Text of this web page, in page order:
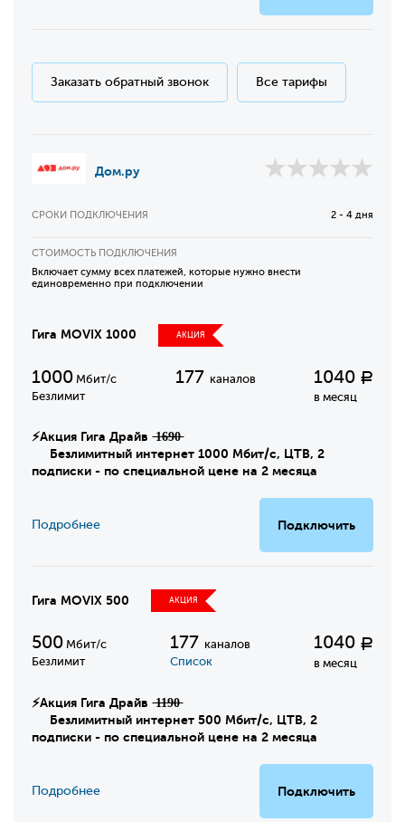
Заказать обратный звонок Все тарифы
Дом.ру
СРОКИ ПОДКЛЮЧЕНИЯ 2 - 4 дня
СТОИМОСТЬ ПОДКЛЮЧЕНИЯ
Включает сумму всех платежей, которые нужно внести
единовременно при подключении
Гига MOVIX 1000 АКЦИЯ
1000 Мбит/с
Безлимит
177 каналов 1040 Р
в месяц
⚡Акция Гига Драйв ̶1̶6̶9̶0̶
Безлимитный интернет 1000 Мбит/с, ЦТВ, 2
подписки - по специальной цене на 2 месяца
Подключить
Подробнее
Гига MOVIX 500 АКЦИЯ
500 Мбит/с
Безлимит
177 каналов
Список
1040 Р
в месяц
⚡Акция Гига Драйв ̶1̶1̶9̶0̶
Безлимитный интернет 500 Мбит/с, ЦТВ, 2
подписки - по специальной цене на 2 месяца
Подключить
Подробнее